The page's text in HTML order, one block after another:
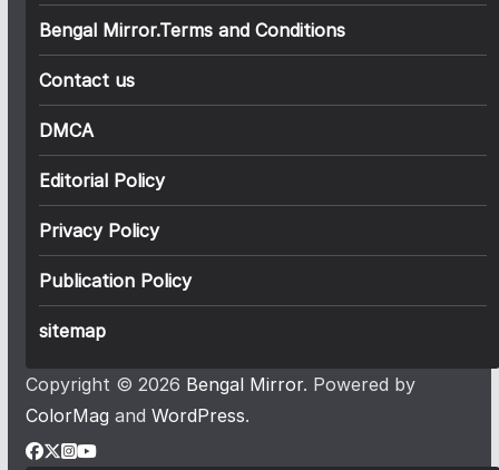
Bengal Mirror.Terms and Conditions
Contact us
DMCA
Editorial Policy
Privacy Policy
Publication Policy
sitemap
Copyright © 2026 Bengal Mirror. Powered by
ColorMag and WordPress.